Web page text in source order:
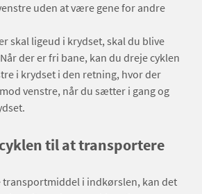
uden at være gene for andre
skal ligeud i krydset, skal du blive
der er fri bane, kan du dreje cyklen
i krydset i den retning, hvor der
venstre, når du sætter i gang og
til at transportere
transportmiddel i indkørslen, kan det